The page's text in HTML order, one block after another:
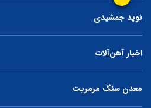
نوید جمشیدی
اخبار آهن‌آلات
معدن سنگ مرمریت